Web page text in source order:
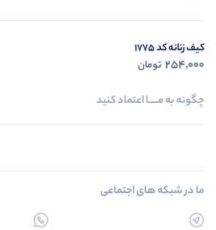
کیف زنانه کد 1775
254,000 تومان
چگونه به مــــــا اعتماد کنید
ما در شبکه های اجتماعی